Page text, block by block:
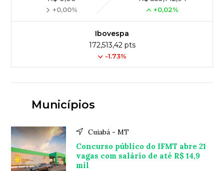
+0,00% +0,02%
Ibovespa
172,513,42 pts
-1.73%
Municípios
Cuiabá - MT
Concurso público do IFMT abre 21
vagas com salário de até R$ 14,9
mil